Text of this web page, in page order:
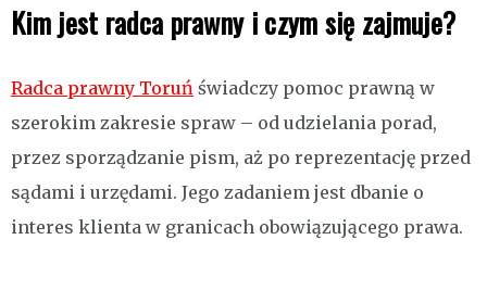
Kim jest radca prawny i czym się zajmuje?
Radca prawny Toruń świadczy pomoc prawną w
szerokim zakresie spraw – od udzielania porad,
przez sporządzanie pism, aż po reprezentację przed
sądami i urzędami. Jego zadaniem jest dbanie o
interes klienta w granicach obowiązującego prawa.